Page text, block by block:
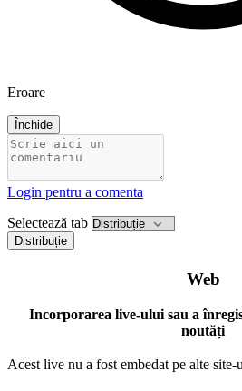
Eroare
Închide
Login pentru a comenta
Selectează tab
Distribuție
Web
Incorporarea live-ului sau a
noutăți
Acest live nu a fost embedat pe alte site-